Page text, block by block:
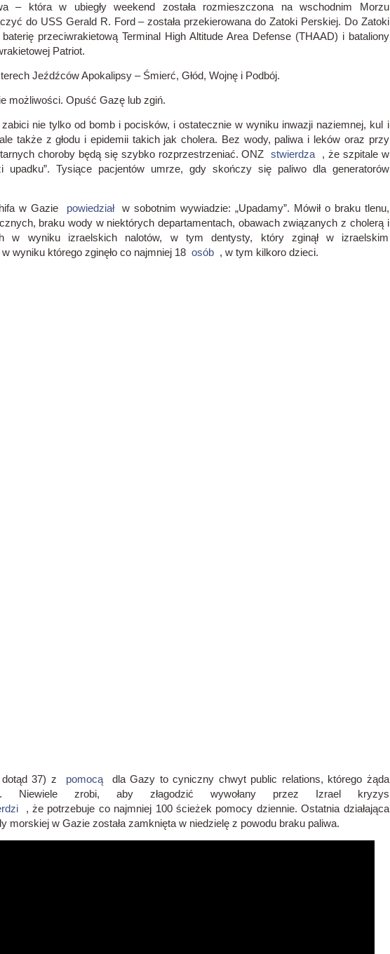
– która w ubiegły weekend została rozmieszczona na wschodnim Morzu
do USS Gerald R. Ford – została przekierowana do Zatoki Perskiej. Do Zatoki
przeciwrakietową Terminal High Altitude Area Defense (THAAD) i bataliony
Patriot.
Jeźdźców Apokalipsy – Śmierć, Głód, Wojnę i Podbój.
możliwości. Opuść Gazę lub zgiń.
nie tylko od bomb i pocisków, i ostatecznie w wyniku inwazji naziemnej, kul i
także z głodu i epidemii takich jak cholera. Bez wody, paliwa i leków oraz przy
choroby będą się szybko rozprzestrzeniać.ONZstwierdza , że ​​szpitale w
upadku”.Tysiące pacjentów umrze, gdy skończy się paliwo dla generatorów
w Gazie powiedziałw sobotnim wywiadzie: „Upadamy”. Mówił o braku tlenu,
braku wody w niektórych departamentach, obawach związanych z cholerą i
w wyniku izraelskich nalotów, w tym dentysty, który zginął w izraelskim
wyniku którego zginęło co najmniej 18 osób, w tym kilkoro dzieci.
dotąd 37) z pomocądla Gazy to cyniczny chwyt public relations, którego żąda
Niewiele zrobi, aby złagodzić wywołany przez Izrael kryzys
, że potrzebuje co najmniej 100 ścieżek pomocy dziennie.Ostatnia działająca
morskiej w Gazie została zamknięta w niedzielę z powodu braku paliwa.